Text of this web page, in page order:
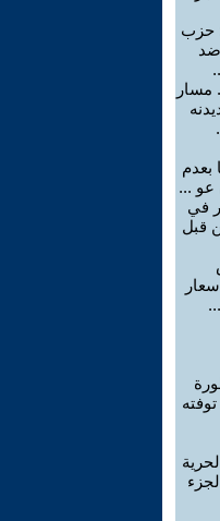
حزب
ضد
مسار
بعدم
عو ...
في
قبل